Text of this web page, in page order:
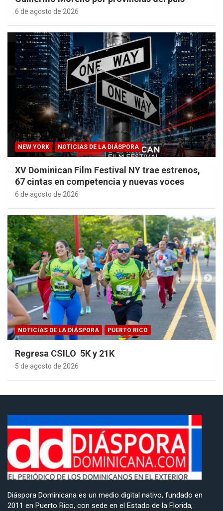
6 de agosto de 2026
NEW YORK NOTICIAS DE LA DIÁSPORA
XV Dominican Film Festival NY trae estrenos,
67 cintas en competencia y nuevas voces
6 de agosto de 2026
NOTICIAS DE LA DIÁSPORA PUERTO RICO
Regresa CSILO 5K y 21K
5 de agosto de 2026
Diáspora Dominicana es un medio digital nativo, fundado en
2011 en Puerto Rico, con sede en el Estado de la Florida,